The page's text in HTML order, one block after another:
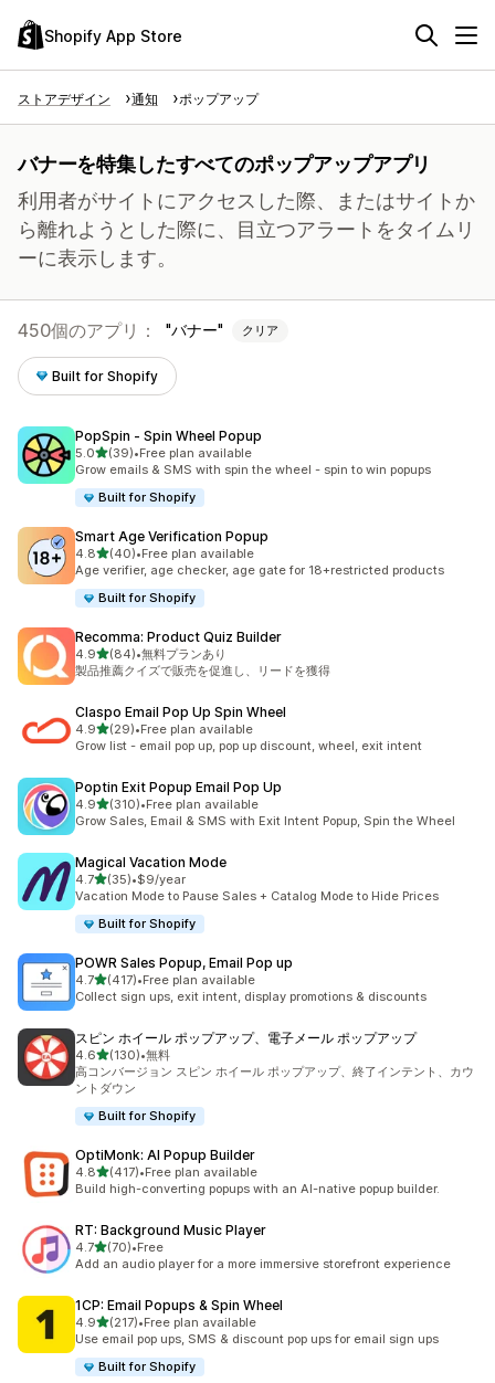
Shopify App Store
ストアデザイン 通知 ポップアップ
バナーを特集したすべてのポップアップアプリ
利用者がサイトにアクセスした際、またはサイトか
ら離れようとした際に、目立つアラートをタイムリ
ーに表示します。
450個のアプリ： バナー クリア
Built for Shopify
PopSpin ‑ Spin Wheel Popup
5.05つ星中
(39)
合計レビュー数：39件
•Free plan available
Grow emails & SMS with spin the wheel - spin to win popups
Built for Shopify
Smart Age Verification Popup
4.85つ星中
(40)
合計レビュー数：40件
•Free plan available
Age verifier, age checker, age gate for 18+restricted products
Built for Shopify
Recomma: Product Quiz Builder
4.95つ星中
(84)
合計レビュー数：84件
•無料プランあり
製品推薦クイズで販売を促進し、リードを獲得
Claspo Email Pop Up Spin Wheel
4.95つ星中
(29)
合計レビュー数：29件
•Free plan available
Grow list - email pop up, pop up discount, wheel, exit intent
Poptin Exit Popup Email Pop Up
4.95つ星中
(310)
合計レビュー数：310件
•Free plan available
Grow Sales, Email & SMS with Exit Intent Popup, Spin the Wheel
Magical Vacation Mode
4.75つ星中
(35)
合計レビュー数：35件
•$9/year
Vacation Mode to Pause Sales + Catalog Mode to Hide Prices
Built for Shopify
POWR Sales Popup, Email Pop up
4.75つ星中
(417)
合計レビュー数：417件
•Free plan available
Collect sign ups, exit intent, display promotions & discounts
スピン ホイール ポップアップ、電子メール ポップアップ
4.65つ星中
(130)
合計レビュー数：130件
•無料
高コンバージョン スピン ホイール ポップアップ、終了インテント、カウ
ントダウン
Built for Shopify
OptiMonk: AI Popup Builder
4.85つ星中
(417)
合計レビュー数：417件
•Free plan available
Build high-converting popups with an AI-native popup builder.
RT: Background Music Player
4.75つ星中
(70)
合計レビュー数：70件
•Free
Add an audio player for a more immersive storefront experience
1CP: Email Popups & Spin Wheel
4.95つ星中
(217)
合計レビュー数：217件
•Free plan available
Use email pop ups, SMS & discount pop ups for email sign ups
Built for Shopify